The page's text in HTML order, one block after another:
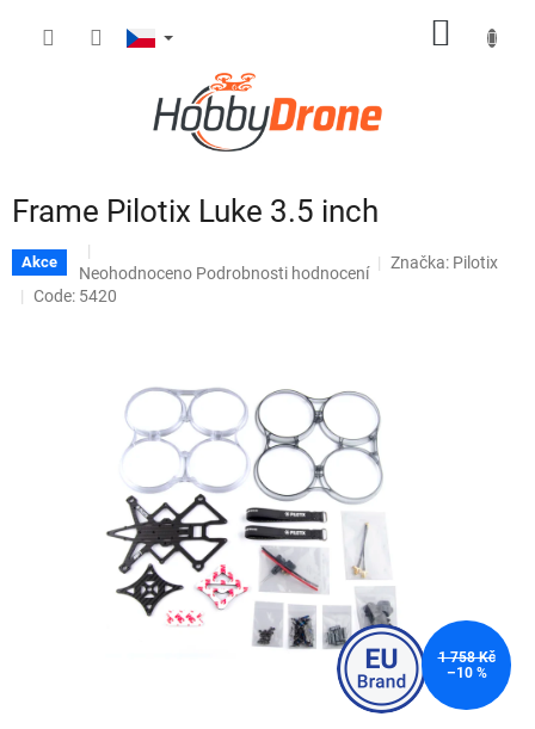
Frame Pilotix Luke 3.5 inch
Akce
Průměrné
hodnocení
hvězdiček.
Neohodnoceno Podrobnosti hodnocení
Značka: Pilotix
Code: 5420
1 758 Kč
–10 %